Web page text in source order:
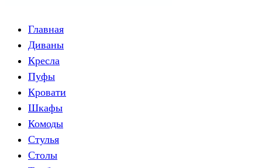
Главная
Диваны
Кресла
Пуфы
Кровати
Шкафы
Комоды
Стулья
Столы